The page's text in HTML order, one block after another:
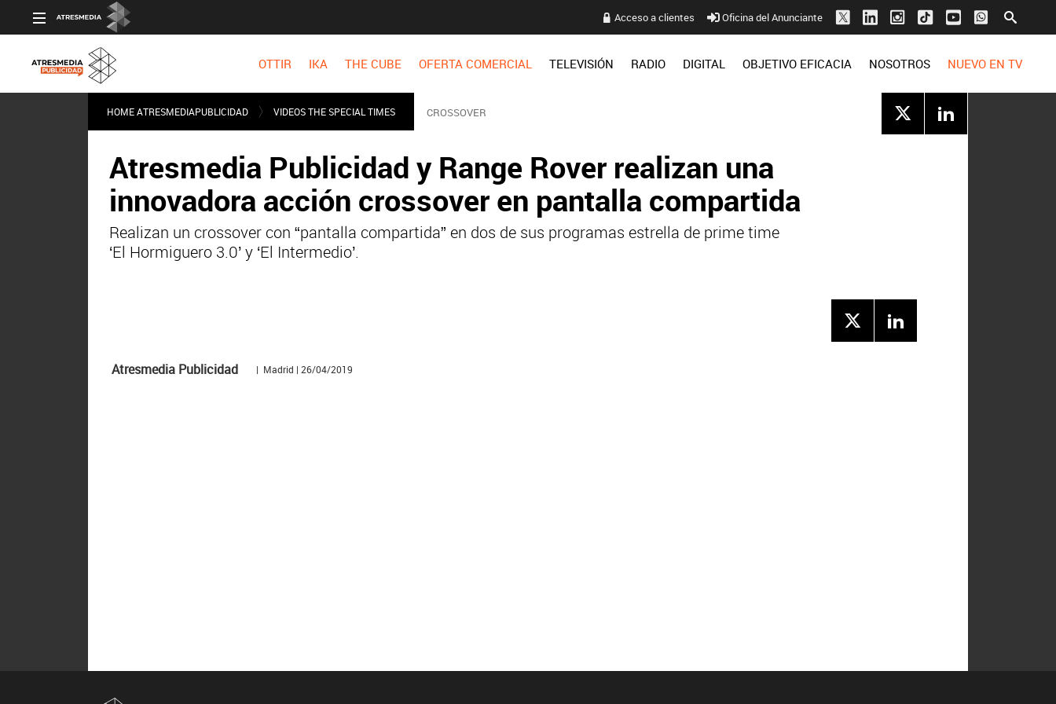
Acceso a clientes Oficina del Anunciante
OTTIR IKA THE CUBE OFERTA COMERCIAL TELEVISIÓN RADIO DIGITAL OBJETIVO EFICACIA NOSOTROS NUEVO EN TV
HOME ATRESMEDIAPUBLICIDAD VIDEOS THE SPECIAL TIMES CROSSOVER
Atresmedia Publicidad y Range Rover realizan una
innovadora acción crossover en pantalla compartida
Realizan un crossover con “pantalla compartida” en dos de sus programas estrella de prime time
‘El Hormiguero 3.0’ y ‘El Intermedio’.
Atresmedia Publicidad | Madrid | 26/04/2019